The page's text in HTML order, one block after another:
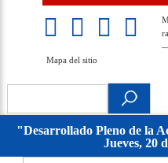
navigation
Inicio
Acerca de
Membresía
Premios
Eventos
Relaciones exteriores
Documentos legales
Repositorio
Noticias
sitio
Mapa del sitio
"Desarrollado Pleno de la
Jueves, 20